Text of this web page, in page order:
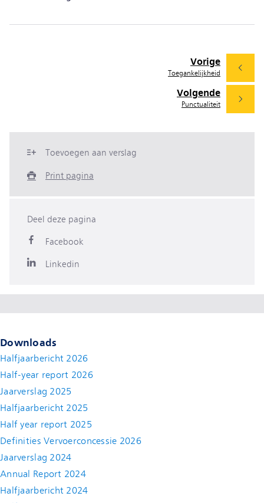
Volgende
Punctualiteit
Vorige
Toegankelijkheid
Toevoegen aan verslag
Print pagina
Deel deze pagina
Facebook
Linkedin
Downloads
Halfjaarbericht 2026
Half-year report 2026
Jaarverslag 2025
Halfjaarbericht 2025
Half year report 2025
Definities Vervoerconcessie 2026
Jaarverslag 2024
Annual Report 2024
Halfjaarbericht 2024